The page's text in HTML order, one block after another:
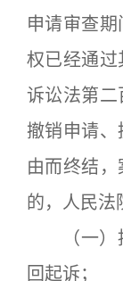
申请审查
权已经通
诉讼法第
撤销申请
由而终结
的，人民法
（一）按
回起诉；